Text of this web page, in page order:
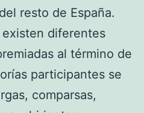
resto de España.
diferentes
al término de
participantes se
comparsas,